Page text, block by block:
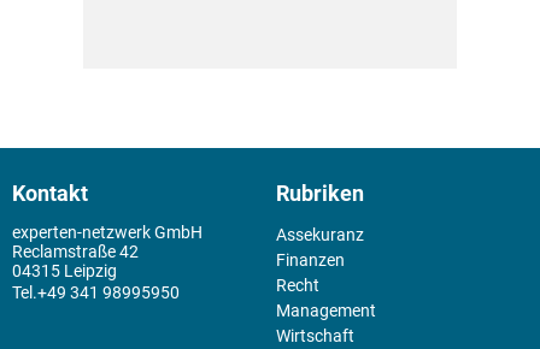
Kontakt
experten-netzwerk GmbH
Reclamstraße 42
04315 Leipzig
+49 341 98995950
Rubriken
Assekuranz
Finanzen
Recht
Management
Wirtschaft